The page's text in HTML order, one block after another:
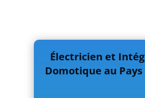
Électricien et
Domotique au Pays